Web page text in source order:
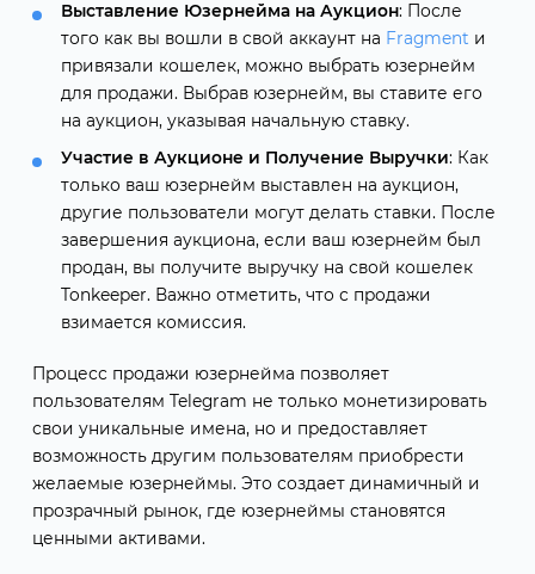
Выставление Юзернейма на Аукцион: После
того как вы вошли в свой аккаунт на Fragment и
привязали кошелек, можно выбрать юзернейм
для продажи. Выбрав юзернейм, вы ставите его
на аукцион, указывая начальную ставку.
Участие в Аукционе и Получение Выручки: Как
только ваш юзернейм выставлен на аукцион,
другие пользователи могут делать ставки. После
завершения аукциона, если ваш юзернейм был
продан, вы получите выручку на свой кошелек
Tonkeeper. Важно отметить, что с продажи
взимается комиссия.
Процесс продажи юзернейма позволяет
пользователям Telegram не только монетизировать
свои уникальные имена, но и предоставляет
возможность другим пользователям приобрести
желаемые юзернеймы. Это создает динамичный и
прозрачный рынок, где юзернеймы становятся
ценными активами.